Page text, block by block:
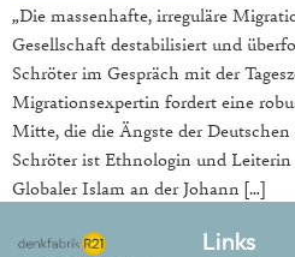
„Die massenhafte, irreguläre
Gesellschaft destabilisiert und
Schröter im Gespräch mit der
Migrationsexpertin fordert eine
Mitte, die die Ängste der
Schröter ist Ethnologin und Leiterin
Globaler Islam an der Johann […]
Links